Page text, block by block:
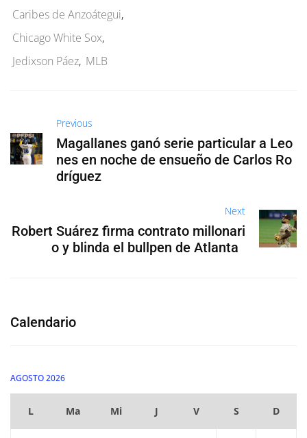
Caribes de Anzoátegui,
Chicago White Sox,
Jedixson Páez, MLB
Previous
Magallanes ganó serie particular a Leo
nes en noche de ensueño de Carlos Ro
dríguez
Next
Robert Suárez firma contrato millonari
o y blinda el bullpen de Atlanta
Calendario
AGOSTO 2026
L Ma Mi J V S D